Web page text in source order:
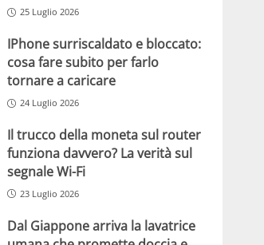
25 Luglio 2026
IPhone surriscaldato e bloccato:
cosa fare subito per farlo
tornare a caricare
24 Luglio 2026
Il trucco della moneta sul router
funziona davvero? La verità sul
segnale Wi-Fi
23 Luglio 2026
Dal Giappone arriva la lavatrice